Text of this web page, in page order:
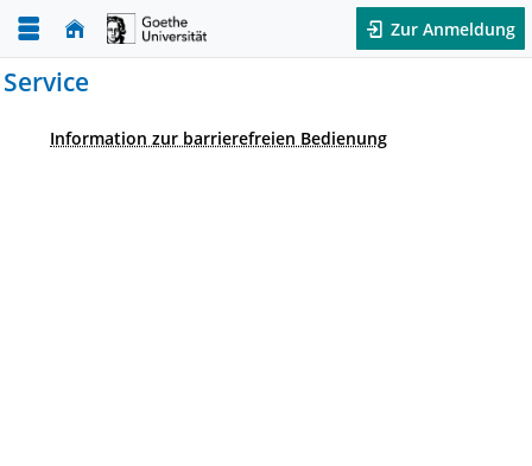
Zur Anmeldung
Service
Information zur barrierefreien Bedienung